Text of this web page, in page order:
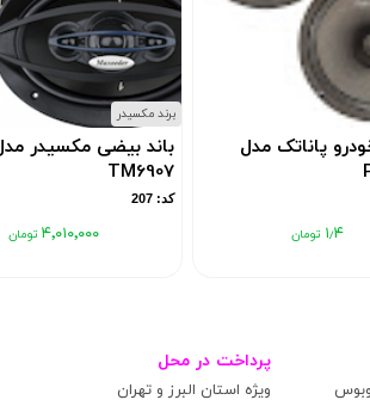
پاناتک مدل
۱٫۴
برند مکسیدر
باند بیضی مکسیدر
TM6907
کد: 207
۴٬۰۱۰٬۰۰۰
پرداخت در محل
ویژه استان البرز و تهران